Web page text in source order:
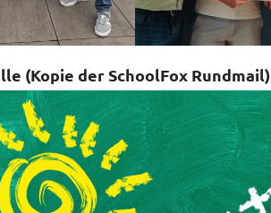
(Kopie der SchoolFox Rundmail)